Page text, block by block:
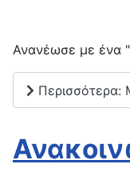
Ανανέωσε με ένα
Περισσότερα: